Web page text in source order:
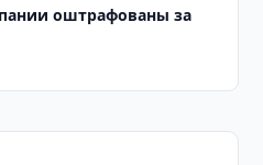
оштрафованы за